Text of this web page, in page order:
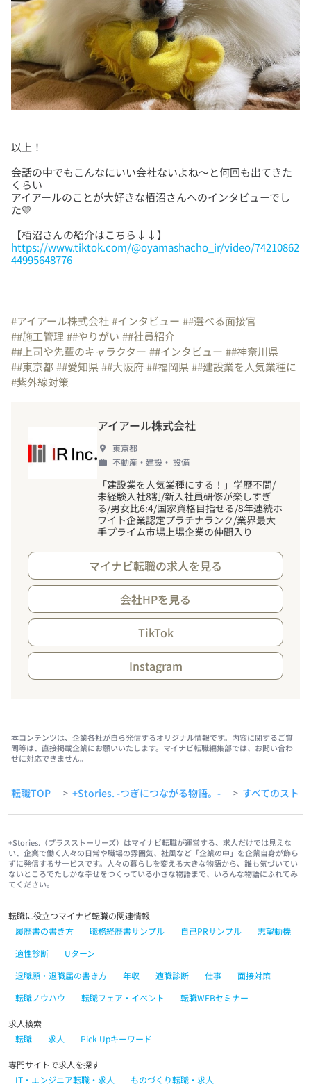
会話の中でもこんなにいい会社ないよね～と何回も出てきた
くらい
アイアールのことが大好きな栢沼さんへのインタビューでし
https://www.tiktok.com/@oyamashacho_ir/video/74210862
44995648776
#アイアール株式会社#インタビュー ##選べる面接官
##施工管理 ##やりがい ##社員紹介
##上司や先輩のキャラクター ##インタビュー ##神奈川県
##東京都##愛知県##大阪府##福岡県##建設業を人気業種に
#紫外線対策
アイアール株式会社
東京都
不動産・建設・ 設備
「建設業を人気業種にする ！ 」学歴不問/
未経験入社8割/新入社員研修が楽しすぎ
る/男女比6:4/国家資格目指せる/8年連続ホ
ワイト企業認定プラチナランク/業界最大
手プライム市場上場企業の仲間入り
マイナビ転職の求人を見る
会社HPを見る
TikTok
Instagram
本コンテンツは、企業各社が自ら発信するオリジナル情報です。内容に関するご質
問等は、直接掲載企業にお願いいたします。マイナビ転職編集部では、お問い合わ
せに対応できません。
転職TOP > +Stories. -つぎにつながる物語。- > すべてのスト
+Stories.（プラスストーリーズ）はマイナビ転職が運営する、求人だけでは見えな
い、企業で働く人々の日常や職場の雰囲気、社風など「企業の中」を企業自身が飾ら
ずに発信するサービスです。人々の暮らしを変える大きな物語から、誰も気づいてい
ないところでたしかな幸せをつくっている小さな物語まで、いろんな物語にふれてみ
てください。
転職に役立つマイナビ転職の関連情報
履歴書の書き方
職務経歴書サンプル 自己PRサンプル
志望動機
適性診断
Uターン
退職願・退職届の書き方
年収 適職診断 仕事
面接対策
転職ノウハウ
転職フェア・イベント 転職WEBセミナー
求人検索
転職
求人 Pick Upキーワード
専門サイトで求人を探す
IT・エンジニア転職・求人
ものづくり転職・求人